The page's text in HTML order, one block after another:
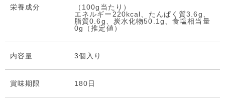
栄養成分
（100g当たり）
エネルギー220kcal、たんぱく質3.6g、
脂質0.6g、炭水化物50.1g、食塩相当量
0g（推定値）
内容量 3個入り
賞味期限 180日